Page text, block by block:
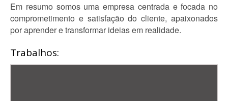
Em resumo somos uma empresa centrada e focada no
comprometimento e satisfação do cliente, apaixonados
por aprender e transformar ideias em realidade.
Trabalhos: